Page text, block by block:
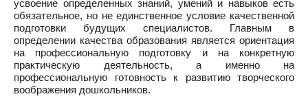
усвоение определенных знаний, умений и навыков есть
обязательное, но не единственное условие качественной
подготовки будущих специалистов. Главным в
определении качества образования является ориентация
на профессиональную подготовку и на конкретную
практическую деятельность, а именно на
профессиональную готовность к развитию творческого
воображения дошкольников.